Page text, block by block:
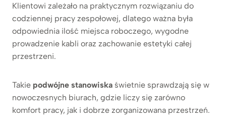
Klientowi zależało na praktycznym rozwiązaniu do
codziennej pracy zespołowej, dlatego ważna była
odpowiednia ilość miejsca roboczego, wygodne
prowadzenie kabli oraz zachowanie estetyki całej
przestrzeni.
Takie podwójne stanowiska świetnie sprawdzają się w
nowoczesnych biurach, gdzie liczy się zarówno
komfort pracy, jak i dobrze zorganizowana przestrzeń.